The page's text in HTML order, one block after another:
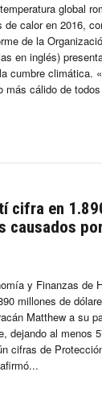
global
de calor en 2016,
de la
en inglés)
cumbre climática.
más cálido de
cifra en
causados
y Finanzas de
millones de
Matthew a su
dejando al menos
cifras de